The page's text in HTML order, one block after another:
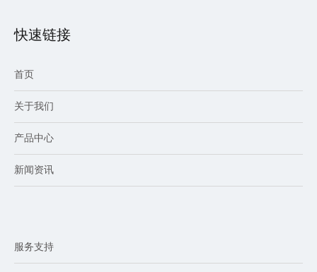
快速链接
首页
关于我们
产品中心
新闻资讯
服务支持